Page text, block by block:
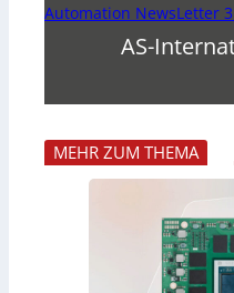
Automation NewsLetter
AS-
MEHR ZUM THEMA